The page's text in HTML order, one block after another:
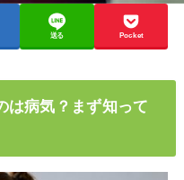
送る Pocket
は病気？まず知って